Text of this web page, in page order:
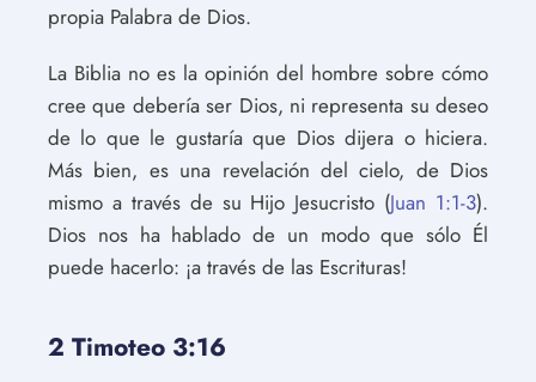
propia Palabra de Dios.
La Biblia no es la opinión del hombre sobre cómo
cree que debería ser Dios, ni representa su deseo
de lo que le gustaría que Dios dijera o hiciera.
Más bien, es una revelación del cielo, de Dios
mismo a través de su Hijo Jesucristo (Juan 1:1-3).
Dios nos ha hablado de un modo que sólo Él
puede hacerlo: ¡a través de las Escrituras!
2 Timoteo 3:16